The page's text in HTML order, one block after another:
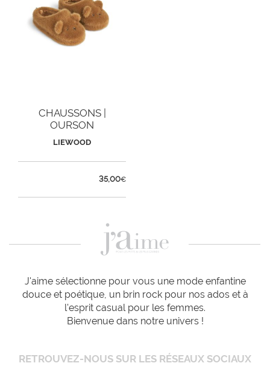
CHAUSSONS |
OURSON
LIEWOOD
35,00€
J'aime sélectionne pour vous une mode enfantine
douce et poétique, un brin rock pour nos ados et à
l'esprit casual pour les femmes.
Bienvenue dans notre univers !
RETROUVEZ-NOUS SUR LES RÉSEAUX SOCIAUX